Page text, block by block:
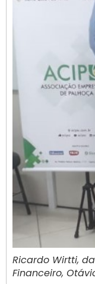
Ricardo Wirtti,
Financeiro,